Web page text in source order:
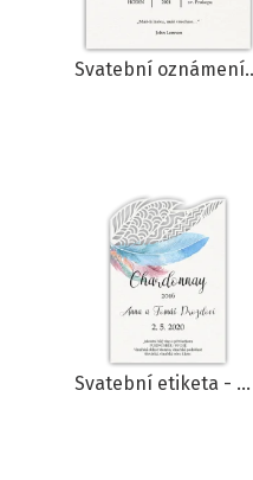
Svatební
Svatební etiketa - Boho feather